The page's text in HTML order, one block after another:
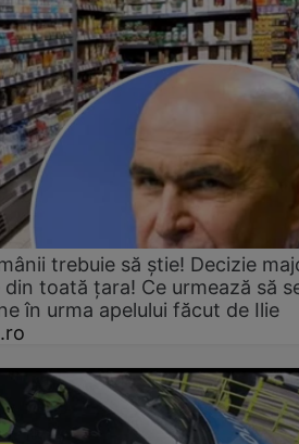
trebuie să știe! Decizie
toată țara! Ce urmează să
în urma apelului făcut de Ilie